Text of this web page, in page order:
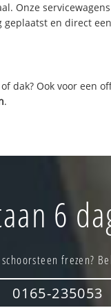
Onze
en direct
dak? Ook voor een
.
6
frezen?
0165-235053